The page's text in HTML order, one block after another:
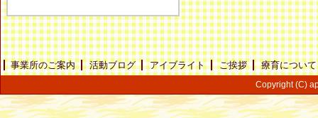
事業所のご案内 活動ブログ アイブライト ご挨拶 療育について
Copyright (C)